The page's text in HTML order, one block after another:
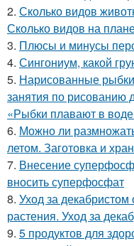
2. Сколько видов
Сколько видов на
3. Плюсы и минусы
4. Сингониум, какой
5. Нарисованные рыбки
занятия по рисованию
«Рыбки плавают в
6. Можно ли
летом. Заготовка и
7. Внесение
вносить суперфосфат
8. Уход за
растения. Уход за
9. 5 продуктов для